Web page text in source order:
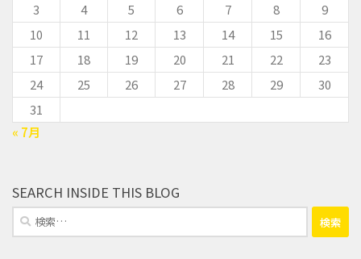
3
4 5 6 7 8
9
10
11 12 13 14 15
16
17
18 19 20 21 22
23
24
25 26 27 28 29
30
31
« 7月
SEARCH INSIDE THIS BLOG
検
索: